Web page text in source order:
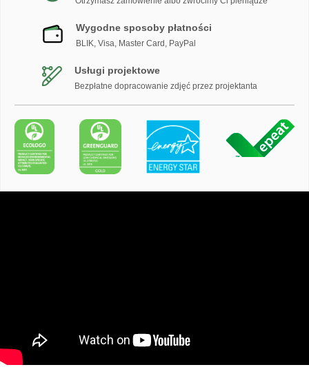
Wygodne sposoby płatności
BLIK, Visa, Master Card, PayPal
Usługi projektowe
Bezpłatne dopracowanie zdjęć przez projektanta